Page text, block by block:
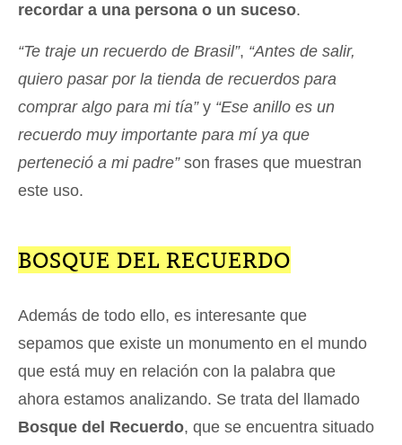
recordar a una persona o un suceso.
“Te traje un recuerdo de Brasil”, “Antes de salir,
quiero pasar por la tienda de recuerdos para
comprar algo para mi tía”y “Ese anillo es un
recuerdo muy importante para mí ya que
perteneció a mi padre”son frases que muestran
este uso.
BOSQUE DEL RECUERDO
Además de todo ello, es interesante que
sepamos que existe un monumento en el mundo
que está muy en relación con la palabra que
ahora estamos analizando. Se trata del llamado
Bosque del Recuerdo, que se encuentra situado